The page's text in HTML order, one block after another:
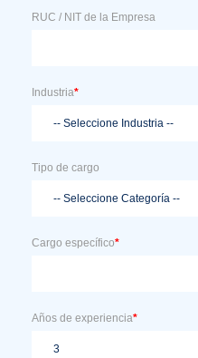
RUC / NIT de la Empresa
Industria*
Tipo de cargo
Cargo específico*
Años de experiencia*